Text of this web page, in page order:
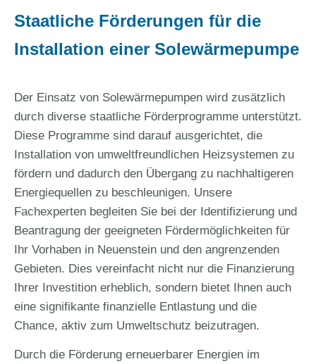
Staatliche Förderungen für die
Installation einer Solewärmepumpe
Der Einsatz von Solewärmepumpen wird zusätzlich
durch diverse staatliche Förderprogramme unterstützt.
Diese Programme sind darauf ausgerichtet, die
Installation von umweltfreundlichen Heizsystemen zu
fördern und dadurch den Übergang zu nachhaltigeren
Energiequellen zu beschleunigen. Unsere
Fachexperten begleiten Sie bei der Identifizierung und
Beantragung der geeigneten Fördermöglichkeiten für
Ihr Vorhaben in Neuenstein und den angrenzenden
Gebieten. Dies vereinfacht nicht nur die Finanzierung
Ihrer Investition erheblich, sondern bietet Ihnen auch
eine signifikante finanzielle Entlastung und die
Chance, aktiv zum Umweltschutz beizutragen.
Durch die Förderung erneuerbarer Energien im